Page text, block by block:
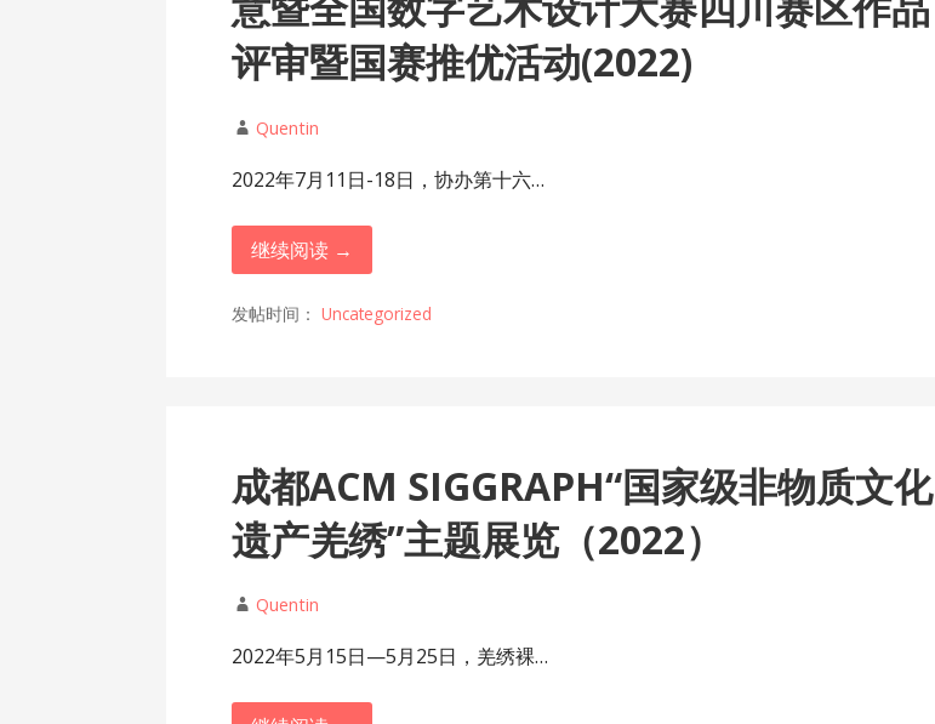
评审暨国赛推优活动(2022)
Quentin
2022年7月11日-18日，协办第十六…
继续阅读 →
发帖时间：Uncategorized
成都ACM SIGGRAPH“国家级非物质文化
遗产羌绣”主题展览（2022）
Quentin
2022年5月15日—5月25日，羌绣裸…